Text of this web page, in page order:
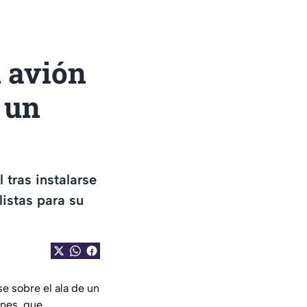
avión
tras instalarse
para su
sobre el ala de un